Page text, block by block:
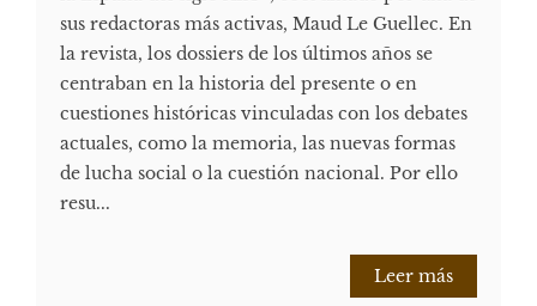
sus redactoras más activas, Maud Le Guellec. En
la revista, los dossiers de los últimos años se
centraban en la historia del presente o en
cuestiones históricas vinculadas con los debates
actuales, como la memoria, las nuevas formas
de lucha social o la cuestión nacional. Por ello
resu...
Leer más